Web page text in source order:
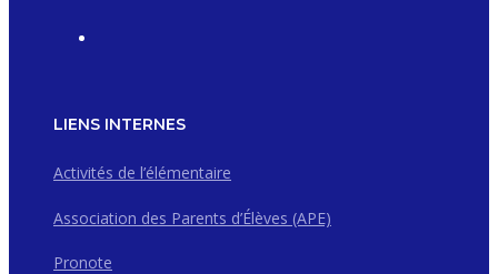
LIENS INTERNES
Activités de l’élémentaire
Association des Parents d’Élèves (APE)
Pronote